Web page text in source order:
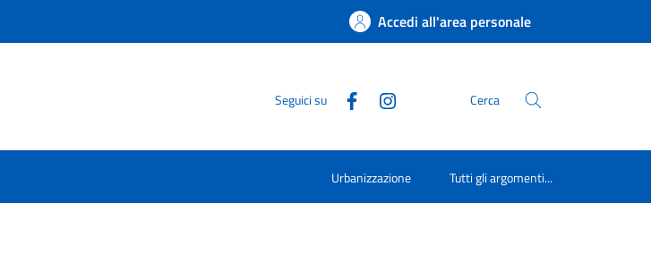
Accedi all'area personale
Seguici su Cerca
Urbanizzazione Tutti gli argomenti...